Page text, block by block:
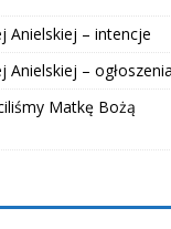
Anielskiej – intencje
– ogłoszenia
Matkę Bożą